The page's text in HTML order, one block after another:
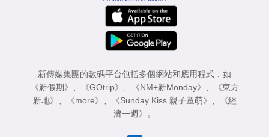
新傳媒集團的數碼平台包括多個網站和應用程式，如
《新假期》
《GOtrip》 《NM+新Monday》
《東方
新地》
《more》 《Sunday Kiss 親子童萌》
《經
濟一週》
。